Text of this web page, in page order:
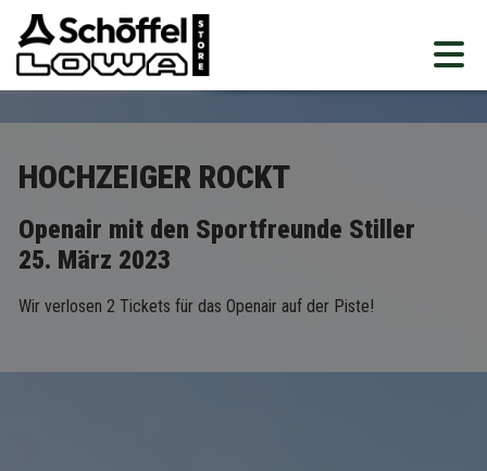
HOCHZEIGER ROCKT
Openair mit den Sportfreunde Stiller
25. März 2023
Wir verlosen 2 Tickets für das Openair auf der Piste!